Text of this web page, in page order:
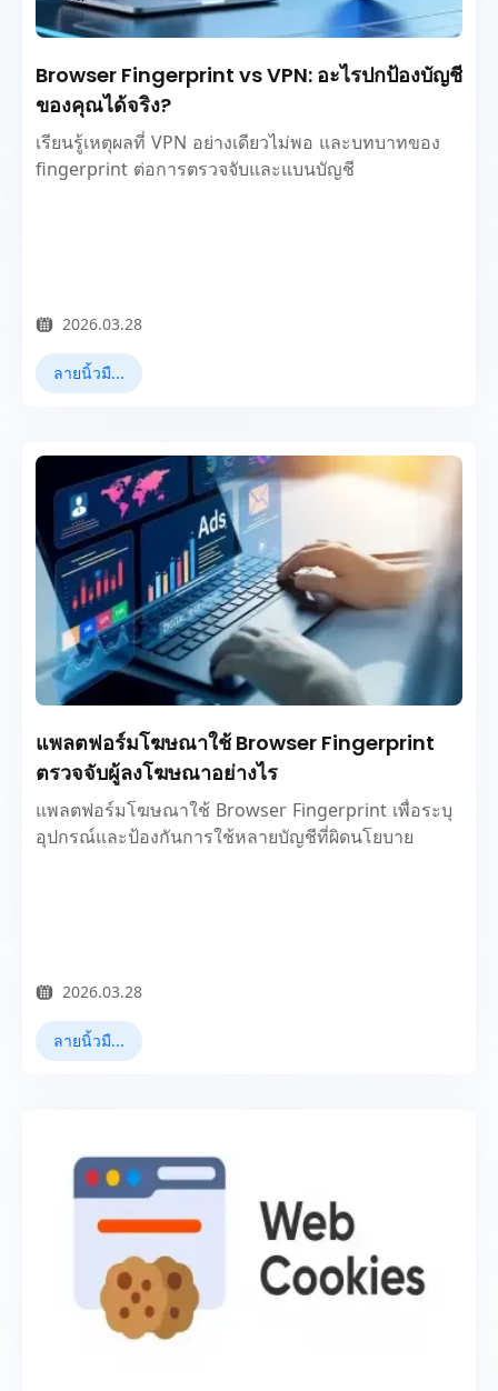
Browser Fingerprint vs VPN: อะไรปกป้องบัญชี
ของคุณได้จริง?
เรียนรู้เหตุผลที่ VPN อย่างเดียวไม่พอ และบทบาทของ
fingerprint ต่อการตรวจจับและแบนบัญชี
2026.03.28
ลายนิ้วมือเบราว์เซอร์
แพลตฟอร์มโฆษณาใช้ Browser Fingerprint
ตรวจจับผู้ลงโฆษณาอย่างไร
แพลตฟอร์มโฆษณาใช้ Browser Fingerprint เพื่อระบุ
อุปกรณ์และป้องกันการใช้หลายบัญชีที่ผิดนโยบาย
2026.03.28
ลายนิ้วมือเบราว์เซอร์